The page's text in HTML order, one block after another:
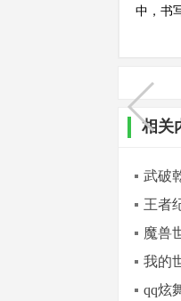
中，书
相关
武破
王者
魔兽
我的
qq炫